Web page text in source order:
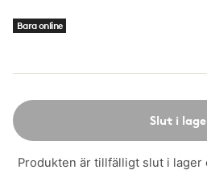
Bara online
Slut i
Produkten är tillfälligt slut i lager